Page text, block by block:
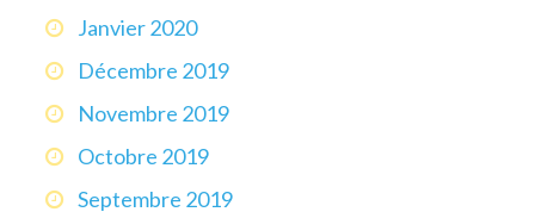
Janvier 2020
Décembre 2019
Novembre 2019
Octobre 2019
Septembre 2019